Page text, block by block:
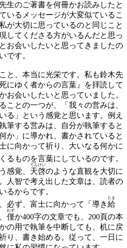
生のご著書を何冊かお読みしたと
いるメッセージが大変似ているこ
が大切に思っているのと同じこと
してくださる方がいるんだと思っ
お会いしたいと思ってきましたの
です。
と、本当に光栄です。私も鈴木先
にゆく者からの言葉』を拝読して
お会いしたいと思っていました。
ことの一つが、「我々の営みは、
る」という感覚と思います。例え
筆する営みは、自分が執筆すると
か」に導かれ、書かされていると
に向かって祈り、大いなる何かに
るものを言葉にしているのです。
感覚、 天啓
てんけい
のような直観を大切に
人智で考え出した文章は、読者の
るからです。
必ず、富士に向かって「導き給
たま
僅
わず
か400字の文章でも、200頁の本
の用で執筆を中断しても、机に戻
り、書き始める。従って、一日に